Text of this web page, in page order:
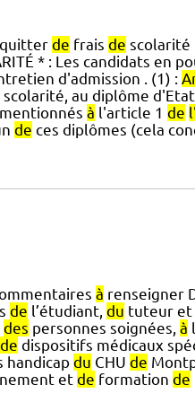
de frais de scolarité
* : Les candidats en
d'admission . (1) :
scolarité, au diplôme d'Etat
à l'article 1 de
de ces diplômes (cela
à renseigner
de l’étudiant, du tuteur et
des personnes soignées, à
de dispositifs médicaux
handicap du CHU de
et de formation de